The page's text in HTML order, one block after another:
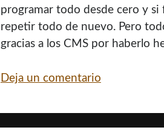
programar todo desde cero y
repetir todo de nuevo. Pero
gracias a los CMS por haberlo
Deja un comentario